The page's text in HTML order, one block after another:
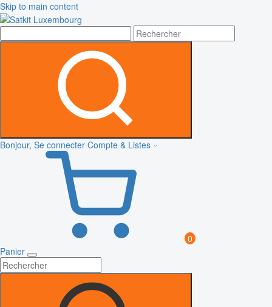
Skip to main content
Bonjour, Se connecter Compte & Listes
0
Panier